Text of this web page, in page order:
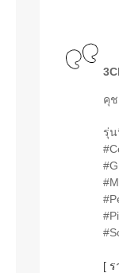
คุ
รุ่
[ ร